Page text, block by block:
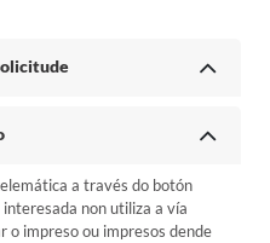
a través do botón
non utiliza a vía
o impreso ou impresos dende